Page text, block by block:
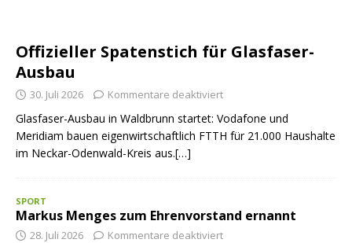
Offizieller Spatenstich für Glasfaser-
Ausbau
30. Juli 2026 Kommentare deaktiviert
Glasfaser-Ausbau in Waldbrunn startet: Vodafone und
Meridiam bauen eigenwirtschaftlich FTTH für 21.000 Haushalte
im Neckar-Odenwald-Kreis aus.[…]
SPORT
Markus Menges zum Ehrenvorstand ernannt
28. Juli 2026 Kommentare deaktiviert